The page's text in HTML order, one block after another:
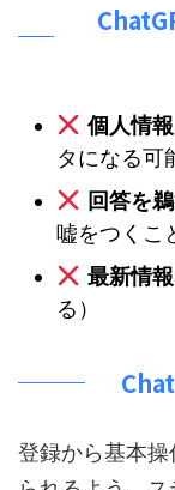
個人情
タになる可
回答を
嘘をつくこ
最新情
る）
登録から基本